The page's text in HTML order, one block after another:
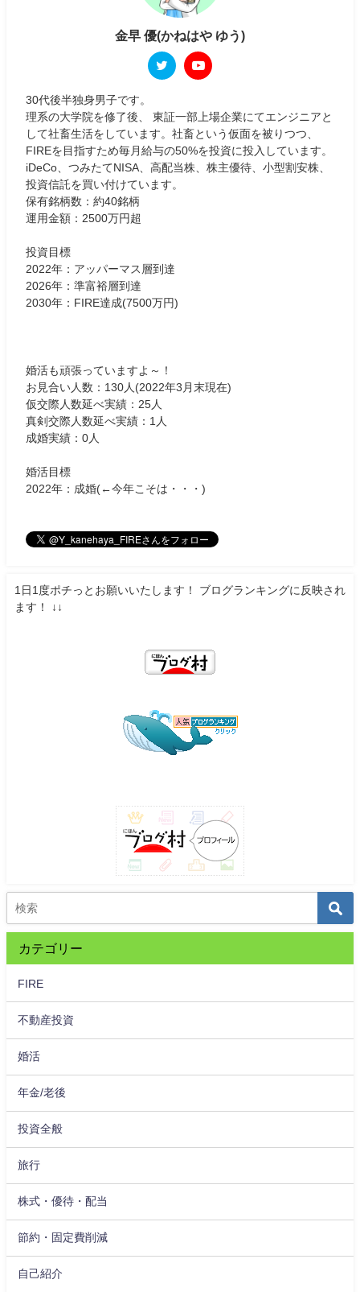
金早 優(かねはや ゆう)
30代後半独身男子です。
理系の大学院を修了後、 東証一部上場企業にてエンジニアと
して社畜生活をしています。社畜という仮面を被りつつ、
FIREを目指すため毎月給与の50%を投資に投入しています。
iDeCo、つみたてNISA、高配当株、株主優待、小型割安株、
投資信託を買い付けています。
保有銘柄数：約40銘柄
運用金額：2500万円超
投資目標
2022年：アッパーマス層到達
2026年：準富裕層到達
2030年：FIRE達成(7500万円)
婚活も頑張っていますよ～！
お見合い人数：130人(2022年3月末現在)
仮交際人数延べ実績：25人
真剣交際人数延べ実績：1人
成婚実績：0人
婚活目標
2022年：成婚(←今年こそは・・・)
1日1度ポチっとお願いいたします！ ブログランキングに反映され
ます！ ↓↓
カテゴリー
FIRE
不動産投資
婚活
年金/老後
投資全般
旅行
株式・優待・配当
節約・固定費削減
自己紹介